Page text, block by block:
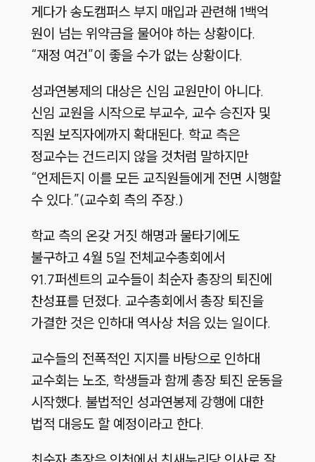
게다가 송도캠퍼스 부지 매입과 관련해 1백억
원이 넘는 위약금을 물어야 하는 상황이다.
“재정 여건”이 좋을 수가 없는 상황이다.
성과연봉제의 대상은 신임 교원만이 아니다.
신임 교원을 시작으로 부교수, 교수 승진자 및
직원 보직자에까지 확대된다. 학교 측은
정교수는 건드리지 않을 것처럼 말하지만
“언제든지 이를 모든 교직원들에게 전면 시행할
수 있다.”(교수회 측의 주장.)
학교 측의 온갖 거짓 해명과 물타기에도
불구하고 4월 5일 전체교수총회에서
91.7퍼센트의 교수들이 최순자 총장의 퇴진에
찬성표를 던졌다. 교수총회에서 총장 퇴진을
가결한 것은 인하대 역사상 처음 있는 일이다.
교수들의 전폭적인 지지를 바탕으로 인하대
교수회는 노조, 학생들과 함께 총장 퇴진 운동을
시작했다. 불법적인 성과연봉제 강행에 대한
법적 대응도 할 예정이라고 한다.